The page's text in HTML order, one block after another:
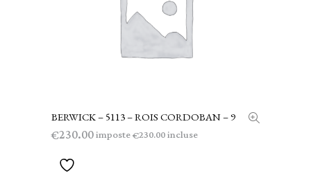
LEGGI TUTTO
BERWICK – 5113 – ROIS CORDOBAN – 9
€230.00imposte€230.00incluse